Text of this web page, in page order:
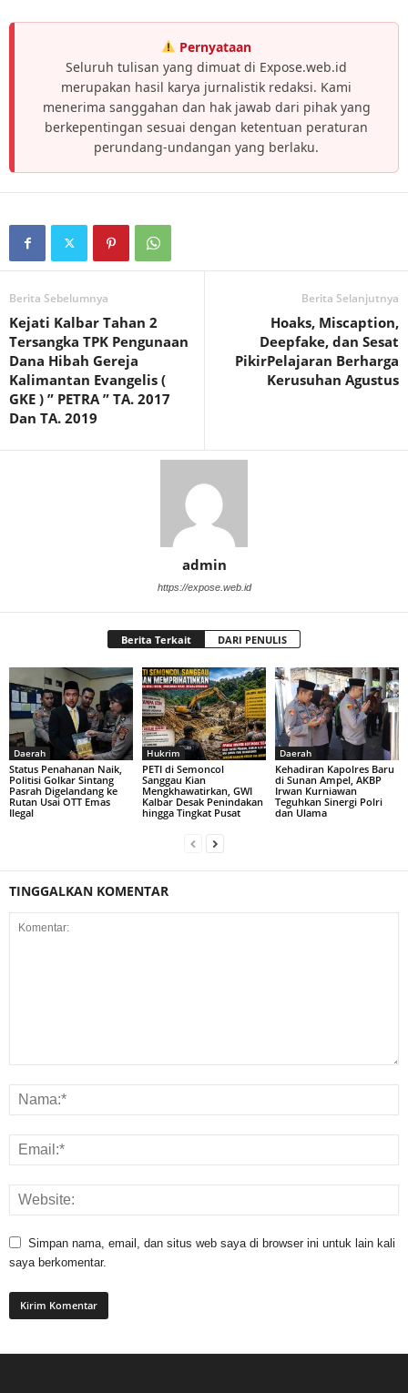
Pernyataan
Seluruh tulisan yang dimuat di Expose.web.id
merupakan hasil karya jurnalistik redaksi. Kami
menerima sanggahan dan hak jawab dari pihak yang
berkepentingan sesuai dengan ketentuan peraturan
perundang-undangan yang berlaku.
Berita Sebelumnya
Kejati Kalbar Tahan 2
Tersangka TPK Pengunaan
Dana Hibah Gereja
Kalimantan Evangelis (
GKE ) ” PETRA ” TA. 2017
Dan TA. 2019
Berita Selanjutnya
Hoaks, Miscaption,
Deepfake, dan Sesat
PikirPelajaran Berharga
Kerusuhan Agustus
admin
https://expose.web.id
Berita Terkait DARI PENULIS
Daerah
Status Penahanan Naik,
Politisi Golkar Sintang
Pasrah Digelandang ke
Rutan Usai OTT Emas
Ilegal
Hukrim
PETI di Semoncol
Sanggau Kian
Mengkhawatirkan, GWI
Kalbar Desak Penindakan
hingga Tingkat Pusat
Daerah
Kehadiran Kapolres Baru
di Sunan Ampel, AKBP
Irwan Kurniawan
Teguhkan Sinergi Polri
dan Ulama
TINGGALKAN KOMENTAR
Simpan nama, email, dan situs web saya di browser ini untuk lain kali
saya berkomentar.